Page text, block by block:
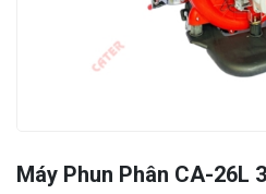
Máy Phun Phân CA-26L